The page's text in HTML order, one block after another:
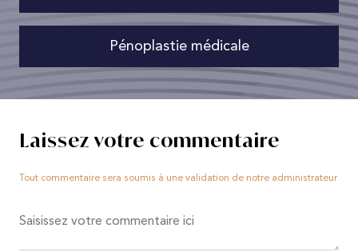
Pénoplastie médicale
Laissez votre commentaire
Tout commentaire sera soumis à une validation de notre administrateur